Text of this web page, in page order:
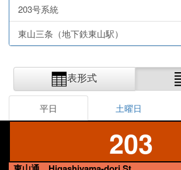
203号系統
東山三条（地下鉄東山駅）
表形式
平日 土曜日
203